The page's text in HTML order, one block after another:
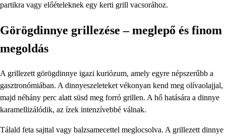
partikra vagy előételeknek egy kerti grill vacsorához.
Görögdinnye grillezése – meglepő és finom
megoldás
A grillezett görögdinnye igazi kuriózum, amely egyre népszerűbb a
gasztronómiában. A dinnyeszeleteket vékonyan kend meg olívaolajjal,
majd néhány perc alatt süsd meg forró grillen. A hő hatására a dinnye
karamellizálódik, az ízek intenzívebbé válnak.
Tálald feta sajttal vagy balzsamecettel meglocsolva. A grillezett dinnye